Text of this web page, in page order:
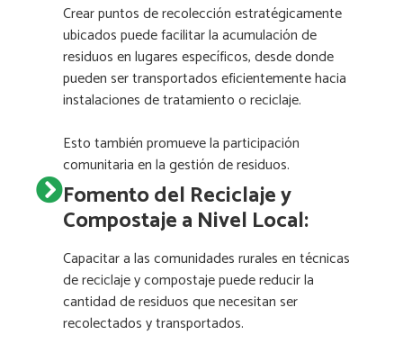
Crear puntos de recolección estratégicamente
ubicados puede facilitar la acumulación de
residuos en lugares específicos, desde donde
pueden ser transportados eficientemente hacia
instalaciones de tratamiento o reciclaje.
Esto también promueve la participación
comunitaria en la gestión de residuos.
Fomento del Reciclaje y
Compostaje a Nivel Local:
Capacitar a las comunidades rurales en técnicas
de reciclaje y compostaje puede reducir la
cantidad de residuos que necesitan ser
recolectados y transportados.